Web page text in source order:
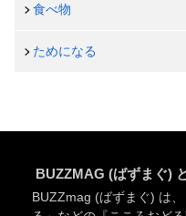
食べ物
ためになる
BUZZMAG (ばずまぐ)
BUZZmag (ばずまぐ) は